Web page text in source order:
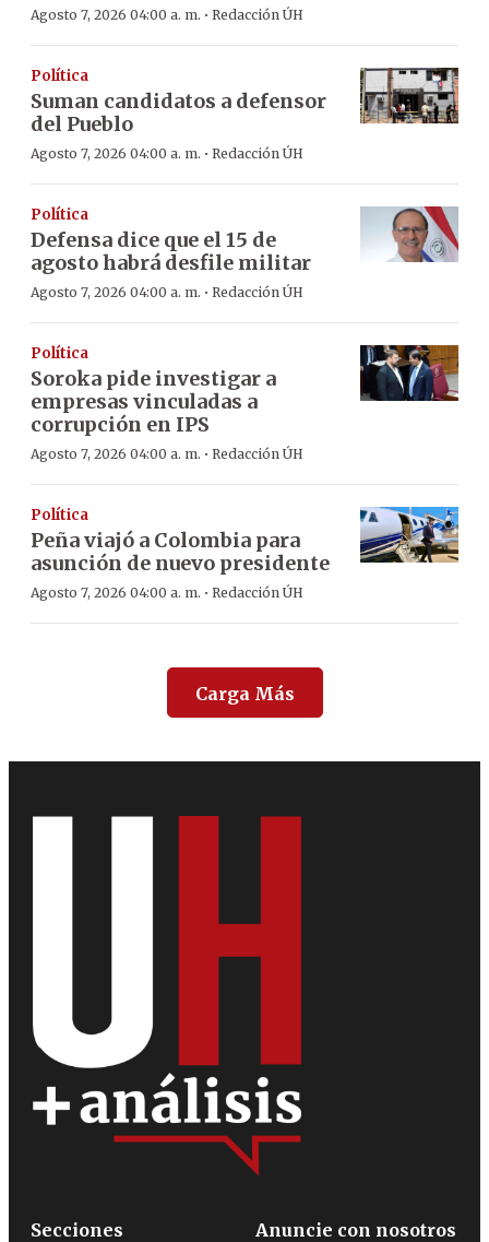
Agosto 7, 2026 04:00 a. m. · Redacción ÚH
Política
Suman candidatos a defensor
del Pueblo
Agosto 7, 2026 04:00 a. m. · Redacción ÚH
Política
Defensa dice que el 15 de
agosto habrá desfile militar
Agosto 7, 2026 04:00 a. m. · Redacción ÚH
Política
Soroka pide investigar a
empresas vinculadas a
corrupción en IPS
Agosto 7, 2026 04:00 a. m. · Redacción ÚH
Política
Peña viajó a Colombia para
asunción de nuevo presidente
Agosto 7, 2026 04:00 a. m. · Redacción ÚH
Carga Más
Secciones
Anuncie con nosotros